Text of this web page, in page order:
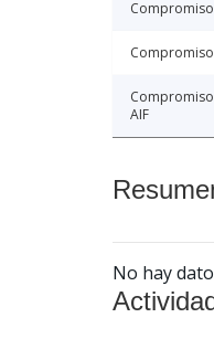
Compromiso
Compromiso
AIF
No hay